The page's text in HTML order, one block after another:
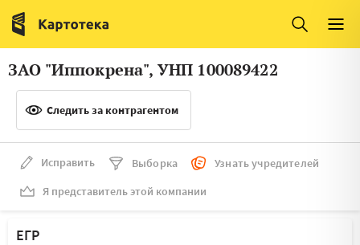
Италия
Люксембург
Литва
Нидерланды
ЗАО "Иппокрена", УНП 100089422
Следить за контрагентом
Исправить Выборка
Узнать учредителей
Я представитель этой компании
ЕГР